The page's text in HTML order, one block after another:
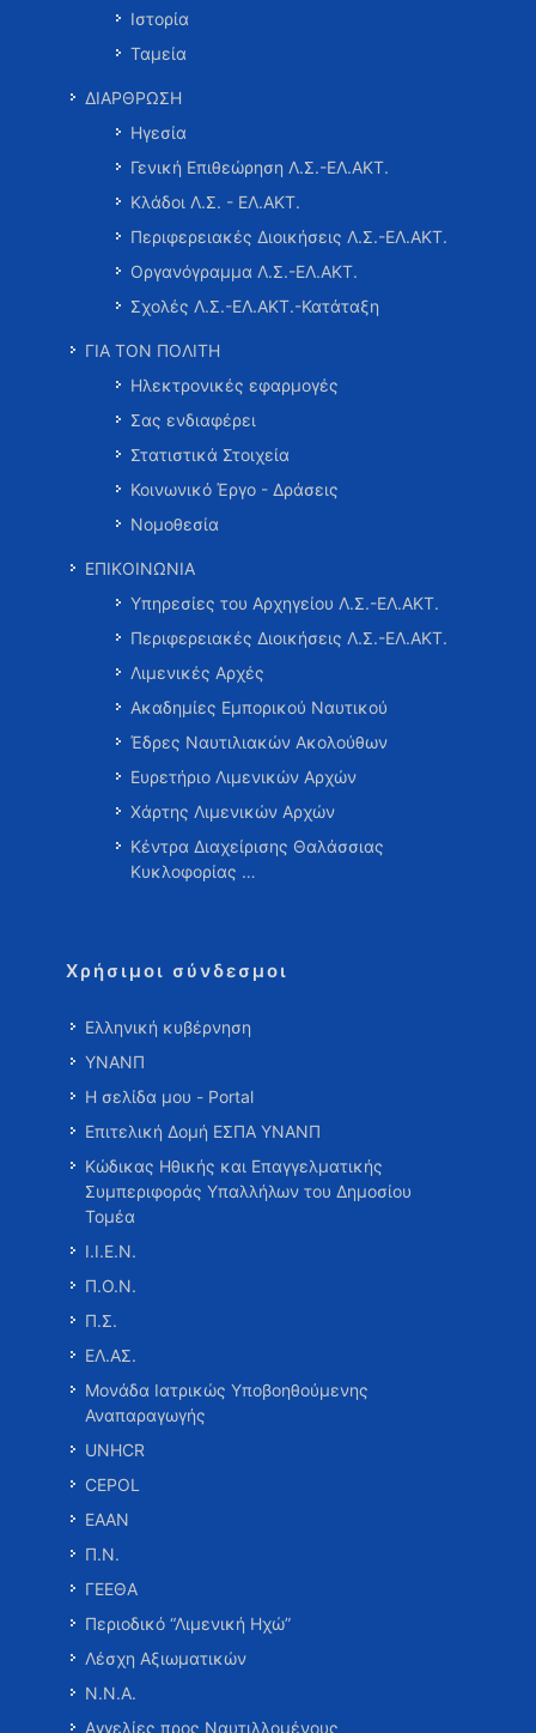
Ιστορία
Ταμεία
ΔΙΑΡΘΡΩΣΗ
Ηγεσία
Γενική Επιθεώρηση Λ.Σ.-ΕΛ.ΑΚΤ.
Κλάδοι Λ.Σ. - ΕΛ.ΑΚΤ.
Περιφερειακές Διοικήσεις Λ.Σ.-ΕΛ.ΑΚΤ.
Οργανόγραμμα Λ.Σ.-ΕΛ.ΑΚΤ.
Σχολές Λ.Σ.-ΕΛ.ΑΚΤ.-Κατάταξη
ΓΙΑ ΤΟΝ ΠΟΛΙΤΗ
Ηλεκτρονικές εφαρμογές
Σας ενδιαφέρει
Στατιστικά Στοιχεία
Κοινωνικό Έργο - Δράσεις
Νομοθεσία
ΕΠΙΚΟΙΝΩΝΙΑ
Υπηρεσίες του Αρχηγείου Λ.Σ.-ΕΛ.ΑΚΤ.
Περιφερειακές Διοικήσεις Λ.Σ.-ΕΛ.ΑΚΤ.
Λιμενικές Αρχές
Ακαδημίες Εμπορικού Ναυτικού
Έδρες Ναυτιλιακών Ακολούθων
Ευρετήριο Λιμενικών Αρχών
Χάρτης Λιμενικών Αρχών
Κέντρα Διαχείρισης Θαλάσσιας
Κυκλοφορίας …
Χρήσιμοι σύνδεσμοι
Ελληνική κυβέρνηση
ΥΝΑΝΠ
Η σελίδα μου - Portal
Επιτελική Δομή ΕΣΠΑ ΥΝΑΝΠ
Κώδικας Ηθικής και Επαγγελματικής
Συμπεριφοράς Υπαλλήλων του Δημοσίου
Τομέα
Ι.Ι.Ε.Ν.
Π.Ο.Ν.
Π.Σ.
ΕΛ.ΑΣ.
Μονάδα Ιατρικώς Υποβοηθούμενης
Αναπαραγωγής
UNHCR
CEPOL
ΕΑΑΝ
Π.Ν.
ΓΕΕΘΑ
Περιοδικό “Λιμενική Ηχώ”
Λέσχη Αξιωματικών
Ν.Ν.Α.
Αγγελίες προς Ναυτιλλομένους